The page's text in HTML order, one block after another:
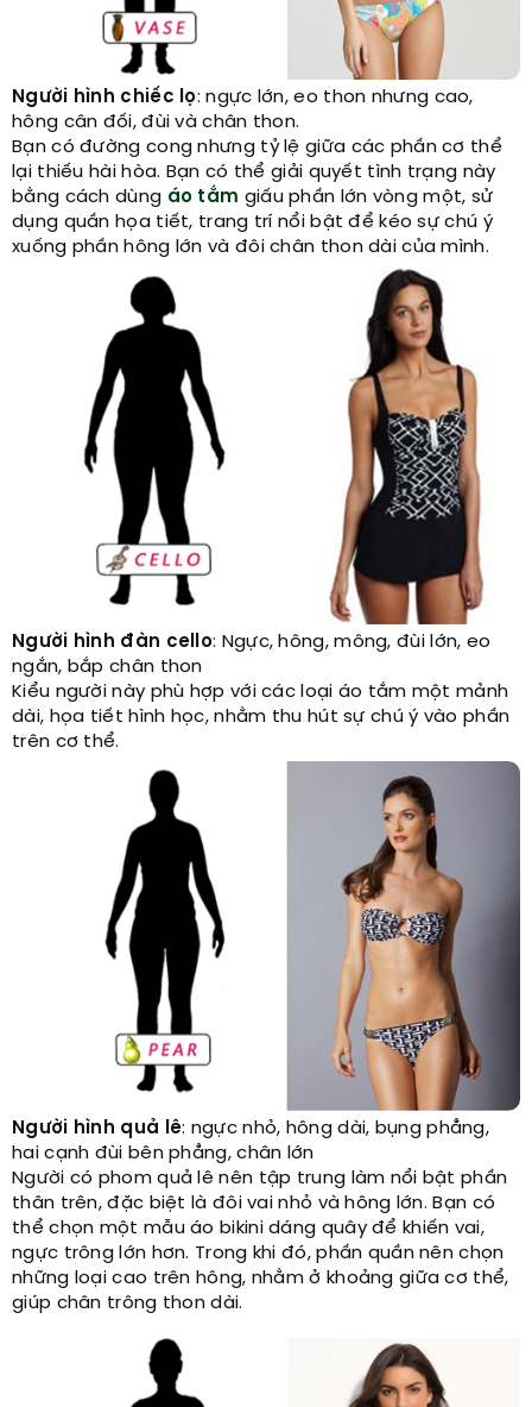
Người hình chiếc lọ: ngực lớn, eo thon nhưng cao,
hông cân đối, đùi và chân thon.
Bạn có đường cong nhưng tỷ lệ giữa các phần cơ thể
lại thiếu hài hòa. Bạn có thể giải quyết tình trạng này
bằng cách dùng áo tắm giấu phần lớn vòng một, sử
dụng quần họa tiết, trang trí nổi bật để kéo sự chú ý
xuống phần hông lớn và đôi chân thon dài của mình.
Người hình đàn cello: Ngực, hông, mông, đùi lớn, eo
ngắn, bắp chân thon
Kiểu người này phù hợp với các loại áo tắm một mảnh
dài, họa tiết hình học, nhằm thu hút sự chú ý vào phần
trên cơ thể.
Người hình quả lê: ngực nhỏ, hông dài, bụng phẳng,
hai cạnh đùi bên phẳng, chân lớn
Người có phom quả lê nên tập trung làm nổi bật phần
thân trên, đặc biệt là đôi vai nhỏ và hông lớn. Bạn có
thể chọn một mẫu áo bikini dáng quây để khiến vai,
ngực trông lớn hơn. Trong khi đó, phần quần nên chọn
những loại cao trên hông, nhằm ở khoảng giữa cơ thể,
giúp chân trông thon dài.